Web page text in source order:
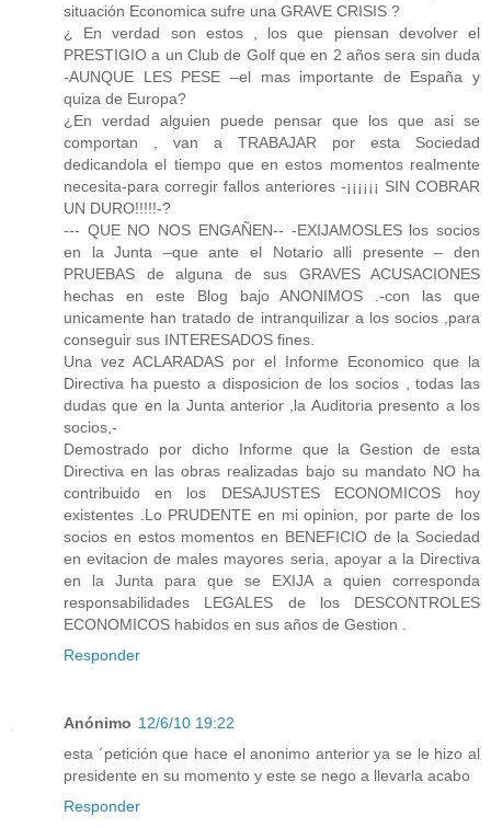
situación Economica sufre una GRAVE CRISIS ?
¿ En verdad son estos , los que piensan devolver el
PRESTIGIO a un Club de Golf que en 2 años sera sin duda
-AUNQUE LES PESE –el mas importante de España y
quiza de Europa?
¿En verdad alguien puede pensar que los que asi se
comportan , van a TRABAJAR por esta Sociedad
dedicandola el tiempo que en estos momentos realmente
necesita-para corregir fallos anteriores -¡¡¡¡¡¡ SIN COBRAR
UN DURO!!!!!-?
--- QUE NO NOS ENGAÑEN-- -EXIJAMOSLES los socios
en la Junta –que ante el Notario alli presente – den
PRUEBAS de alguna de sus GRAVES ACUSACIONES
hechas en este Blog bajo ANONIMOS .-con las que
unicamente han tratado de intranquilizar a los socios ,para
conseguir sus INTERESADOS fines.
Una vez ACLARADAS por el Informe Economico que la
Directiva ha puesto a disposicion de los socios , todas las
dudas que en la Junta anterior ,la Auditoria presento a los
socios,-
Demostrado por dicho Informe que la Gestion de esta
Directiva en las obras realizadas bajo su mandato NO ha
contribuido en los DESAJUSTES ECONOMICOS hoy
existentes .Lo PRUDENTE en mi opinion, por parte de los
socios en estos momentos en BENEFICIO de la Sociedad
en evitacion de males mayores seria, apoyar a la Directiva
en la Junta para que se EXIJA a quien corresponda
responsabilidades LEGALES de los DESCONTROLES
ECONOMICOS habidos en sus años de Gestion .
Responder
Anónimo 12/6/10 19:22
esta ´petición que hace el anonimo anterior ya se le hizo al
presidente en su momento y este se nego a llevarla acabo
Responder